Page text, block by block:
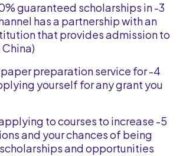
guaranteed scholarships in
has a partnership with an
that provides admission to
paper preparation service for
yourself for any grant you
applying to courses to increase
and your chances of being
and opportunities